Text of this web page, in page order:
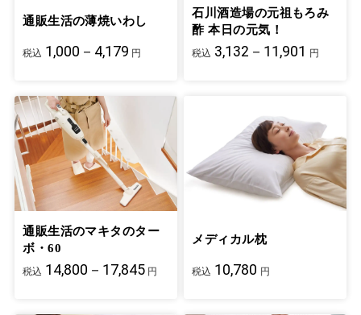
通販生活の薄焼いわし
税込 1,000－4,179 円
石川酒造場の元祖もろみ
酢 本日の元気！
税込 3,132－11,901 円
通販生活のマキタのター
ボ・60
税込 14,800－17,845 円
メディカル枕
税込 10,780 円